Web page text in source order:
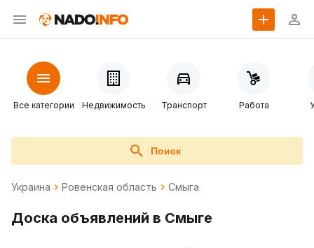
Все категории Недвижимость Транспорт Работа
Поиск
Украина Ровенская область Смыга
Доска объявлений в Смыге